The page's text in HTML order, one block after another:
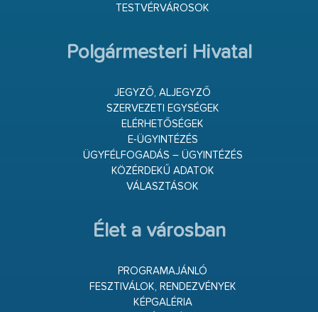
TESTVÉRVÁROSOK
Polgármesteri Hivatal
JEGYZŐ, ALJEGYZŐ
SZERVEZETI EGYSÉGEK
ELÉRHETŐSÉGEK
E-ÜGYINTÉZÉS
ÜGYFÉLFOGADÁS – ÜGYINTÉZÉS
KÖZÉRDEKŰ ADATOK
VÁLASZTÁSOK
Élet a városban
PROGRAMAJÁNLÓ
FESZTIVÁLOK, RENDEZVÉNYEK
KÉPGALÉRIA